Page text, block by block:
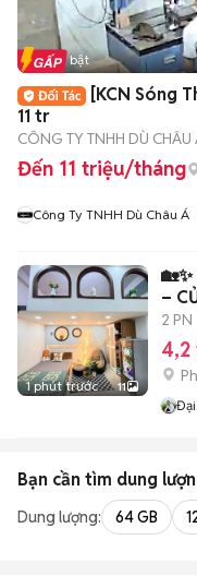
Tin nổi bật
[KCN Sóng
11 tr
CÔNG TY TNHH DÙ CHÂU
Đến 11 triệu/tháng
Công Ty TNHH Dù Châu Á
1 phút trước 11
–
2 PN
4,2
Bạn cần tìm dung
Dung lượng: 64 GB